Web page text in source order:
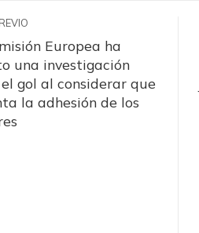
Europea ha
una investigación
gol al considerar que
la adhesión de los